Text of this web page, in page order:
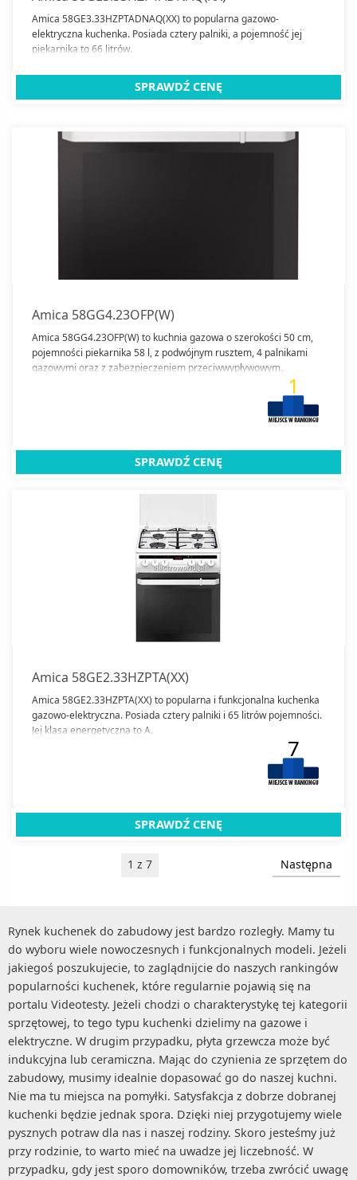
Amica 58GE3.33HZPTADNAQ(XX) to popularna gazowo-
elektryczna kuchenka. Posiada cztery palniki, a pojemność jej
piekarnika to 66 litrów.
SPRAWDŹ CENĘ
Amica 58GG4.23OFP(W)
Amica 58GG4.23OFP(W) to kuchnia gazowa o szerokości 50 cm,
pojemności piekarnika 58 l, z podwójnym rusztem, 4 palnikami
gazowymi oraz z zabezpieczeniem przeciwwypływowym.
1
SPRAWDŹ CENĘ
Amica 58GE2.33HZPTA(XX)
Amica 58GE2.33HZPTA(XX) to popularna i funkcjonalna kuchenka
gazowo-elektryczna. Posiada cztery palniki i 65 litrów pojemności.
Jej klasa energetyczna to A.
7
SPRAWDŹ CENĘ
1 z 7 Następna
Rynek kuchenek do zabudowy jest bardzo rozległy. Mamy tu
do wyboru wiele nowoczesnych i funkcjonalnych modeli. Jeżeli
jakiegoś poszukujecie, to zaglądnijcie do naszych rankingów
popularności kuchenek, które regularnie pojawią się na
portalu Videotesty. Jeżeli chodzi o charakterystykę tej kategorii
sprzętowej, to tego typu kuchenki dzielimy na gazowe i
elektryczne. W drugim przypadku, płyta grzewcza może być
indukcyjna lub ceramiczna. Mając do czynienia ze sprzętem do
zabudowy, musimy idealnie dopasować go do naszej kuchni.
Nie ma tu miejsca na pomyłki. Satysfakcja z dobrze dobranej
kuchenki będzie jednak spora. Dzięki niej przygotujemy wiele
pysznych potraw dla nas i naszej rodziny. Skoro jesteśmy już
przy rodzinie, to warto mieć na uwadze jej liczebność. W
przypadku, gdy jest sporo domowników, trzeba zwrócić uwagę